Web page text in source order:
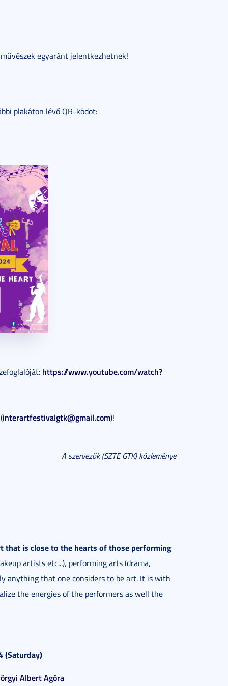
egyaránt jelentkezhetnek!
plakáton lévő QR-kódot:
https://www.youtube.com/watch?
interartfestivalgtk@gmail.com)!
A szervezők (SZTE GTK) közleménye
that is close to the hearts of those performing
artists etc...), performing arts (drama,
anything that one considers to be art. It is with
the energies of the performers as well the
(Saturday)
Albert Agóra